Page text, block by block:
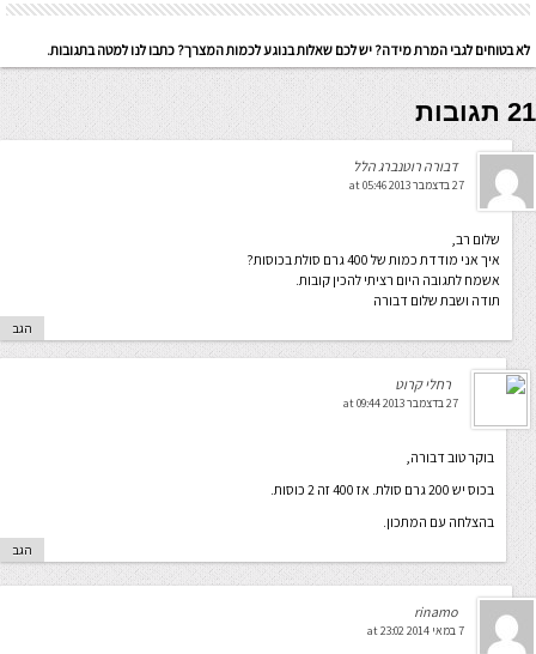
לא בטוחים לגבי המרת מידה? יש לכם שאלות בנוגע לכמות המצרך? כתבו לנו למטה בתגובות.
21 תגובות
דבורה רוטנברג הלל
27 בדצמבר 2013 at 05:46
שלום רב,
איך אני מודדת כמות של 400 גרם סולת בכוסות?
אשמח לתגובה היום רציתי להכין קובות.
תודה ושבת שלום דבורה
הגב
רחלי קרוט
27 בדצמבר 2013 at 09:44
בוקר טוב דבורה,
בכוס יש 200 גרם סולת. אז 400 זה 2 כוסות.
בהצלחה עם המתכון.
הגב
rinamo
7 במאי 2014 at 23:02